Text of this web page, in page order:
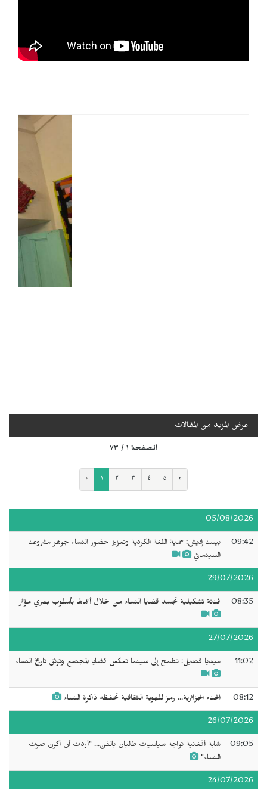
عرض المزيد من المقالات
الصفحة ١ / ٧٣
‹ ١ ٢ ٣ ٤ ٥ ›
05/08/2026
09:42
بيسنا إديش: حماية اللغة الكردية وتعزيز حضور النساء جوهر مشروعنا
السينمائي
29/07/2026
08:35 فنانة تشكيلية تجسد قضايا النساء من خلال أعمالها بأسلوب بصري مؤثر
27/07/2026
11:02 ميديا قنديل: نطمح إلى سينما تعكس قضايا المجتمع وتوثق تاريخ النساء
08:12 الحناء الجزائرية... رمز للهوية الثقافية تحفظه ذاكرة النساء
26/07/2026
09:05
شابة أفغانية تواجه سياسيات طالبان بالفن... "أردت أن أكون صوت
النساء"
24/07/2026